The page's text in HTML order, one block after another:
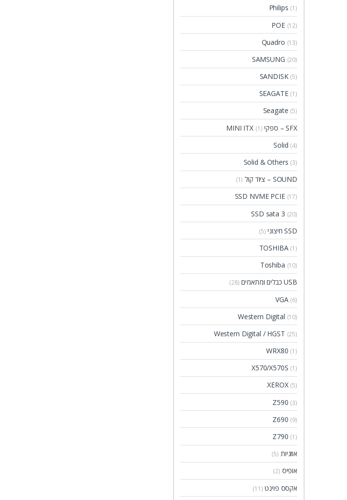
Philips (1)
POE (12)
Quadro (13)
SAMSUNG (20)
SANDISK (5)
SEAGATE (1)
Seagate (5)
SFX – ספקי MINI ITX (1)
Solid (4)
Solid & Others (3)
SOUND – ציוד קול (1)
SSD NVME PCIE (17)
SSD sata 3 (20)
SSD חיצוני (5)
TOSHIBA (1)
Toshiba (10)
USB כבלים ומתאמים (28)
VGA (6)
Western Digital (10)
Western Digital / HGST (25)
WRX80 (1)
X570/X570S (1)
XEROX (5)
Z590 (3)
Z690 (9)
Z790 (1)
אוזניות (5)
אופיס (2)
אקסס פוינט (11)